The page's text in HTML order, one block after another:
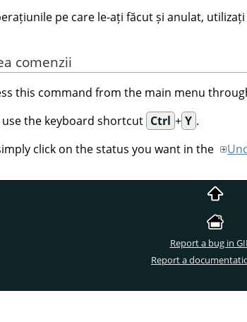
pe care le-ați făcut și anulat,
comenzii
this command from the main menu
use the keyboard shortcut Ctrl + Y .
click on the status you want in the
Report a bug in
Report a